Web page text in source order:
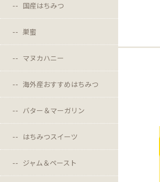
国産はちみつ
巣蜜
マヌカハニー
海外産おすすめはちみつ
バター＆マーガリン
はちみつスイーツ
ジャム＆ペースト